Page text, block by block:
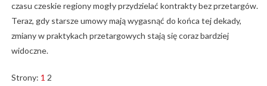
czasu czeskie regiony mogły przydzielać kontrakty bez przetargów.
Teraz, gdy starsze umowy mają wygasnąć do końca tej dekady,
zmiany w praktykach przetargowych stają się coraz bardziej
widoczne.
Strony: 1 2